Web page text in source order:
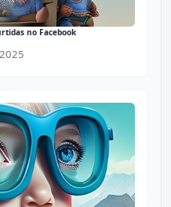
no Facebook